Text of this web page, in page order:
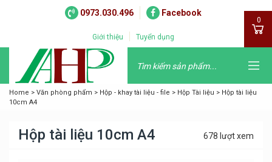
0973.030.496 Facebook
Giới thiệu Tuyển dụng
0
Home > Văn phòng phẩm > Hộp - khay tài liệu - file > Hộp Tài liệu > Hộp tài liệu
10cm A4
Hộp tài liệu 10cm A4 678 lượt xem